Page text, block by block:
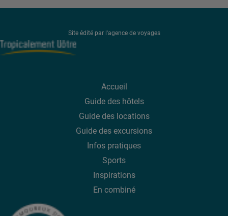
Site édité par l'agence de voyages
Accueil
Guide des hôtels
Guide des locations
Guide des excursions
Infos pratiques
Sports
Inspirations
En combiné